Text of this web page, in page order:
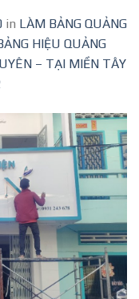
in LÀM BẢNG QUẢNG
HIỆU QUẢNG
– TẠI MIỀN TÂY